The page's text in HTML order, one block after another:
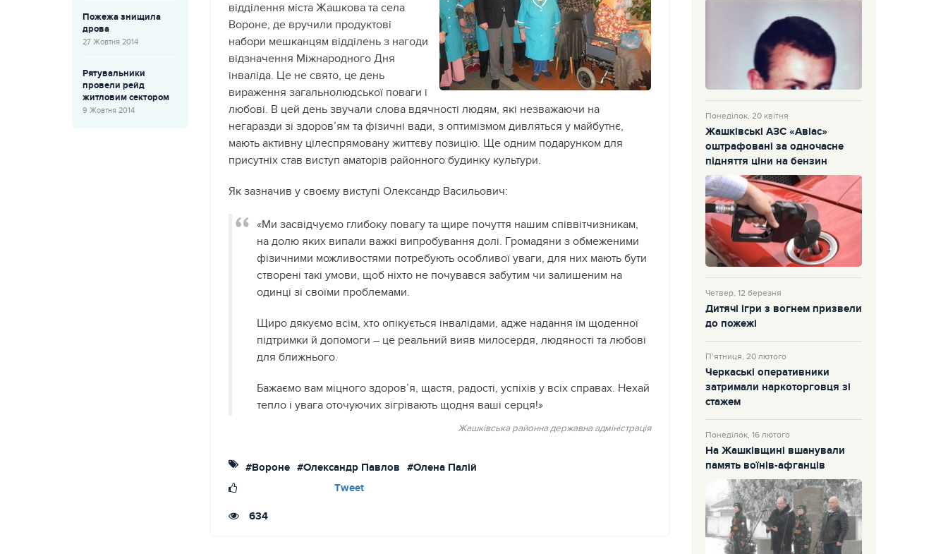
Пожежа знищила
дрова
27 Жовтня 2014
Рятувальники
провели рейд
житловим сектором
9 Жовтня 2014
відділення міста Жашкова та села
Вороне, де вручили продуктові
набори мешканцям відділень з нагоди
відзначення Міжнародного Дня
інваліда. Це не свято, це день
вираження загальнолюдської поваги і
любові. В цей день звучали слова вдячності людям, які незважаючи на
негаразди зі здоров’ям та фізичні вади, з оптимізмом дивляться у майбутнє,
мають активну цілеспрямовану життєву позицію. Ще одним подарунком для
присутніх став виступ аматорів районного будинку культури.
Як зазначив у своєму виступі Олександр Васильович:
«Ми засвідчуємо глибоку повагу та щире почуття нашим співвітчизникам,
на долю яких випали важкі випробування долі. Громадяни з обмеженими
фізичними можливостями потребують особливої уваги, для них мають бути
створені такі умови, щоб ніхто не почувався забутим чи залишеним на
одинці зі своїми проблемами.
Щиро дякуємо всім, хто опікується інвалідами, адже надання їм щоденної
підтримки й допомоги – це реальний вияв милосердя, людяності та любові
для ближнього.
Бажаємо вам міцного здоров’я, щастя, радості, успіхів у всіх справах. Нехай
тепло і увага оточуючих зігрівають щодня ваші серця!»
Жашківська районна державна адміністрація
#Вороне #Олександр Павлов
#Олена Палій
Tweet
634
Понеділок, 20 квітня
Жашківські АЗС «Авіас»
оштрафовані за одночасне
підняття ціни на бензин
Четвер, 12 березня
Дитячі ігри з вогнем призвели
до пожежі
П’ятниця, 20 лютого
Черкаські оперативники
затримали наркоторговця зі
стажем
Понеділок, 16 лютого
На Жашківщині вшанували
память воїнів-афганців